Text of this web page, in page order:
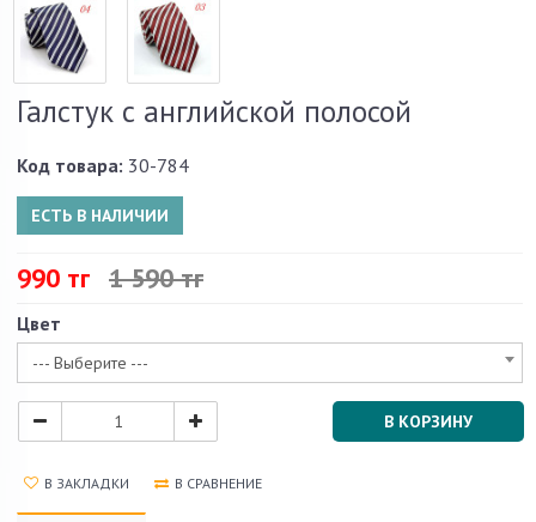
Галстук с английской полосой
Код товара: 30-784
ЕСТЬ В НАЛИЧИИ
990 тг 1 590 тг
Цвет
--- Выберите ---
В КОРЗИНУ
В ЗАКЛАДКИ В СРАВНЕНИЕ